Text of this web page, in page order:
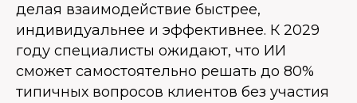
делая взаимодействие быстрее,
индивидуальнее и эффективнее. К 2029
году специалисты ожидают, что ИИ
сможет самостоятельно решать до 80%
типичных вопросов клиентов без участия